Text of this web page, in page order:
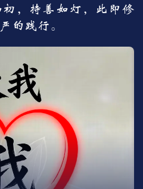
，持善如灯，此即修
的践行。